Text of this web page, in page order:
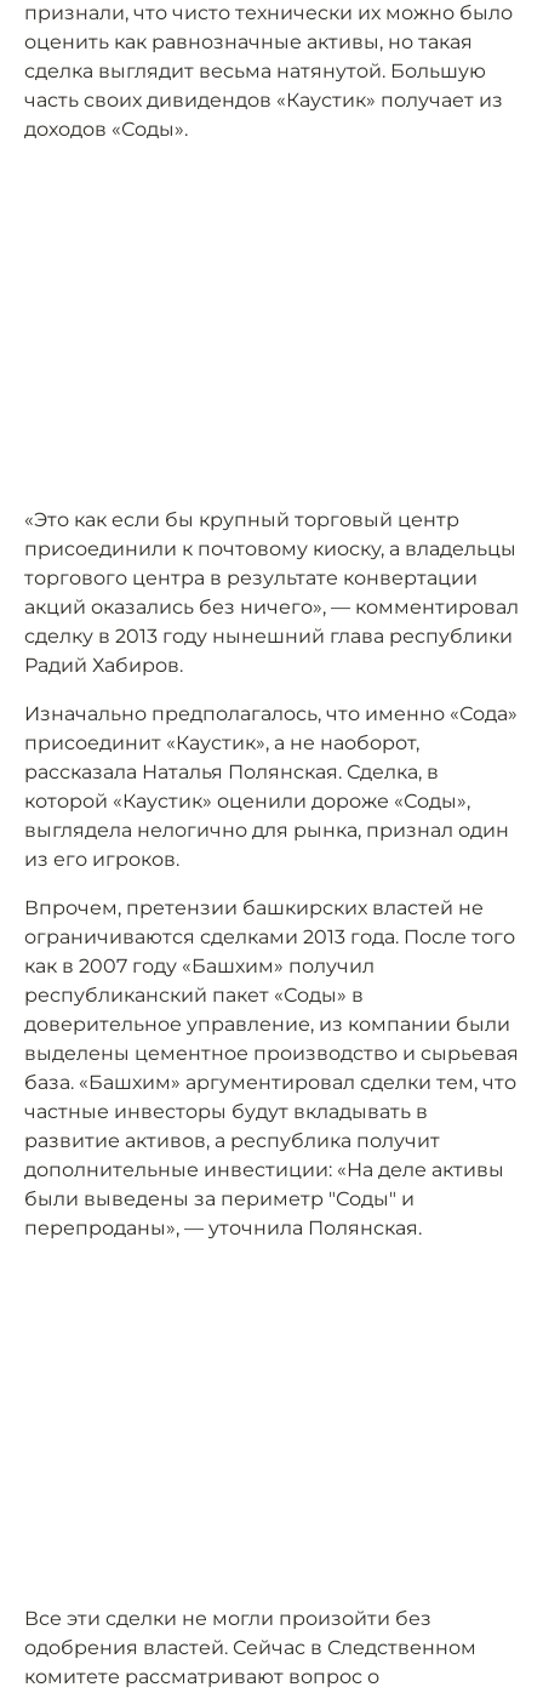
признали, что чисто технически их можно было
оценить как равнозначные активы, но такая
сделка выглядит весьма натянутой. Большую
часть своих дивидендов «Каустик» получает из
доходов «Соды».
«Это как если бы крупный торговый центр
присоединили к почтовому киоску, а владельцы
торгового центра в результате конвертации
акций оказались без ничего», — комментировал
сделку в 2013 году нынешний глава республики
Радий Хабиров.
Изначально предполагалось, что именно «Сода»
присоединит «Каустик», а не наоборот,
рассказала Наталья Полянская. Сделка, в
которой «Каустик» оценили дороже «Соды»,
выглядела нелогично для рынка, признал один
из его игроков.
Впрочем, претензии башкирских властей не
ограничиваются сделками 2013 года. После того
как в 2007 году «Башхим» получил
республиканский пакет «Соды» в
доверительное управление, из компании были
выделены цементное производство и сырьевая
база. «Башхим» аргументировал сделки тем, что
частные инвесторы будут вкладывать в
развитие активов, а республика получит
дополнительные инвестиции: «На деле активы
были выведены за периметр "Соды" и
перепроданы», — уточнила Полянская.
Все эти сделки не могли произойти без
одобрения властей. Сейчас в Следственном
комитете рассматривают вопрос о